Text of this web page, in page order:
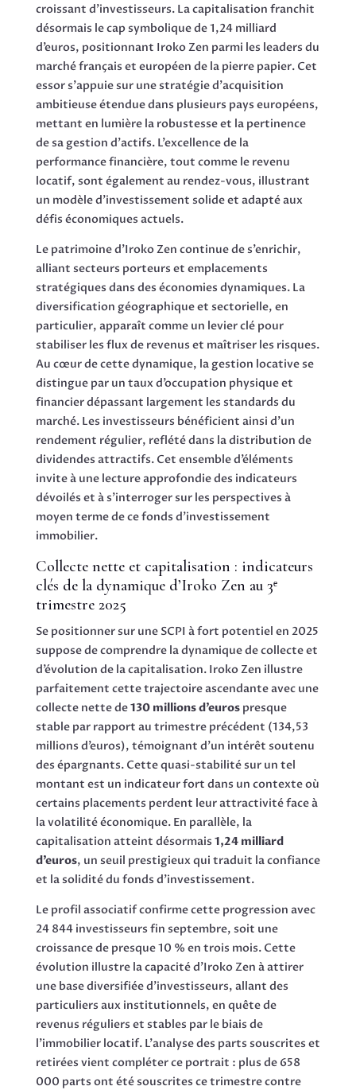
croissant d’investisseurs. La capitalisation franchit
désormais le cap symbolique de 1,24 milliard
d’euros, positionnant Iroko Zen parmi les leaders du
marché français et européen de la pierre papier. Cet
essor s’appuie sur une stratégie d’acquisition
ambitieuse étendue dans plusieurs pays européens,
mettant en lumière la robustesse et la pertinence
de sa gestion d’actifs. L’excellence de la
performance financière, tout comme le revenu
locatif, sont également au rendez-vous, illustrant
un modèle d’investissement solide et adapté aux
défis économiques actuels.
Le patrimoine d’Iroko Zen continue de s’enrichir,
alliant secteurs porteurs et emplacements
stratégiques dans des économies dynamiques. La
diversification géographique et sectorielle, en
particulier, apparaît comme un levier clé pour
stabiliser les flux de revenus et maîtriser les risques.
Au cœur de cette dynamique, la gestion locative se
distingue par un taux d’occupation physique et
financier dépassant largement les standards du
marché. Les investisseurs bénéficient ainsi d’un
rendement régulier, reflété dans la distribution de
dividendes attractifs. Cet ensemble d’éléments
invite à une lecture approfondie des indicateurs
dévoilés et à s’interroger sur les perspectives à
moyen terme de ce fonds d’investissement
immobilier.
Collecte nette et capitalisation : indicateurs
clés de la dynamique d’Iroko Zen au 3ᵉ
trimestre 2025
Se positionner sur une SCPI à fort potentiel en 2025
suppose de comprendre la dynamique de collecte et
d’évolution de la capitalisation. Iroko Zen illustre
parfaitement cette trajectoire ascendante avec une
collecte nette de130 millions d’eurospresque
stable par rapport au trimestre précédent (134,53
millions d’euros), témoignant d’un intérêt soutenu
des épargnants. Cette quasi-stabilité sur un tel
montant est un indicateur fort dans un contexte où
certains placements perdent leur attractivité face à
la volatilité économique. En parallèle, la
capitalisation atteint désormais 1,24 milliard
d’euros, un seuil prestigieux qui traduit la confiance
et la solidité du fonds d’investissement.
Le profil associatif confirme cette progression avec
24 844 investisseurs fin septembre, soit une
croissance de presque 10 % en trois mois. Cette
évolution illustre la capacité d’Iroko Zen à attirer
une base diversifiée d’investisseurs, allant des
particuliers aux institutionnels, en quête de
revenus réguliers et stables par le biais de
l’immobilier locatif. L’analyse des parts souscrites et
retirées vient compléter ce portrait : plus de 658
000 parts ont été souscrites ce trimestre contre